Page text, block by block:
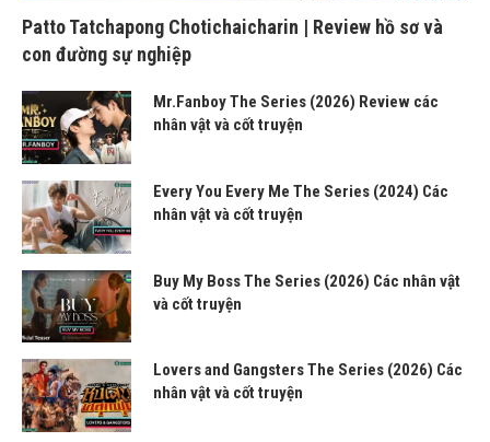
Patto Tatchapong Chotichaicharin | Review hồ sơ và
con đường sự nghiệp
Mr.Fanboy The Series (2026) Review các
nhân vật và cốt truyện
Every You Every Me The Series (2024) Các
nhân vật và cốt truyện
Buy My Boss The Series (2026) Các nhân vật
và cốt truyện
Lovers and Gangsters The Series (2026) Các
nhân vật và cốt truyện